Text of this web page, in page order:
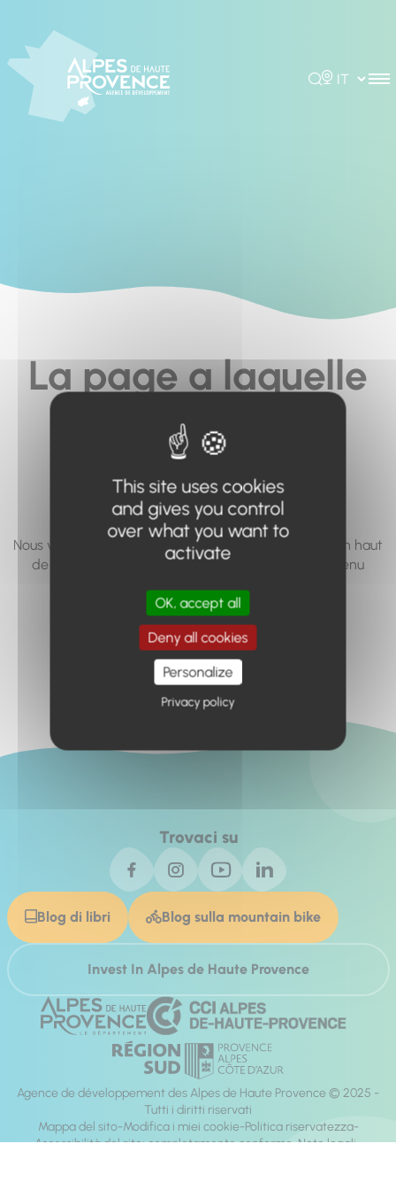
Rechercher
Choisir la
La page a laquelle
vous cherchez à
accéder n'existe
pas... ou plus.
Nous vous invitons à utiliser le moteur de recherche en haut
de page, ou à utiliser le menu pour trouver le contenu
Retour à l'accueil
Trovaci su
Blog di libri Blog sulla mountain bike
Invest In Alpes de Haute Provence
Agence de développement des Alpes de Haute Provence © 2025 -
Tutti i diritti riservati
Mappa del sito Modifica i miei cookie Politica riservatezza
Accessibilità del sito: completamente conforme Note legali
This site uses cookies
and gives you control
over what you want to
activate
OK, accept all
Deny all cookies
Personalize
Privacy policy